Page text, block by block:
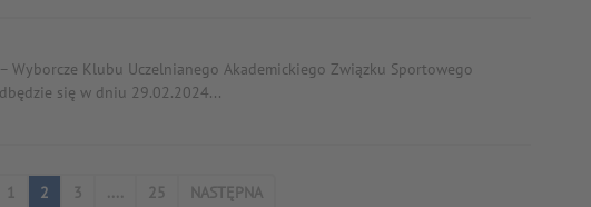
Wyborcze Klubu Uczelnianego Akademickiego Związku Sportowego
się w dniu 29.02.2024...
1 2 3 .... 25 NASTĘPNA